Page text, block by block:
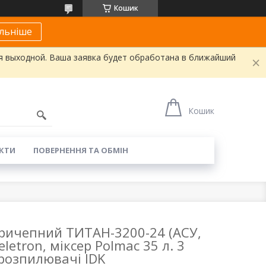
Кошик
Ваша заявка будет обработана в ближайший
Кошик
ПОВЕРНЕННЯ ТА ОБМІН
ТИТАН-3200-24 (АСУ,
міксер Polmac 35 л. 3
IDK